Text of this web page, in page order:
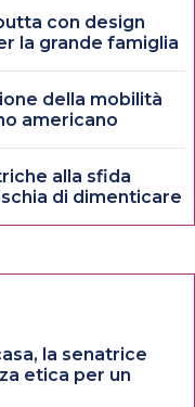
con design
la grande famiglia
della mobilità
americano
alla sfida
di dimenticare
la senatrice
etica per un